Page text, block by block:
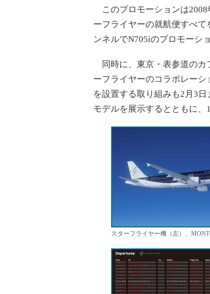
このプロモーションは2008
ーフライヤーの就航便すべて
ンネルでN705iのプロモーシ
同時に、東京・表参道のカ
ーフライヤーのコラボレー
を設置する取り組みも2月3
モデルを展示するとともに、
スターフライヤー機（左）、